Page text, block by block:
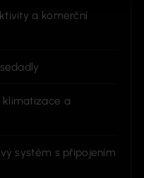
a komerční
a
systém s připojením